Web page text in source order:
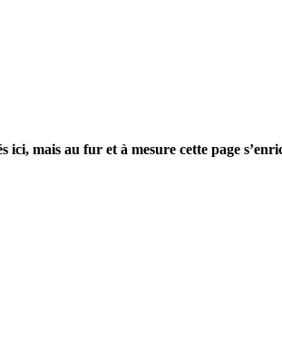
mais au fur et à mesure cette page